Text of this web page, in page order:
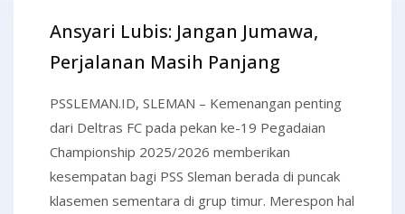
Ansyari Lubis: Jangan Jumawa,
Perjalanan Masih Panjang
PSSLEMAN.ID, SLEMAN – Kemenangan penting
dari Deltras FC pada pekan ke-19 Pegadaian
Championship 2025/2026 memberikan
kesempatan bagi PSS Sleman berada di puncak
klasemen sementara di grup timur. Merespon hal